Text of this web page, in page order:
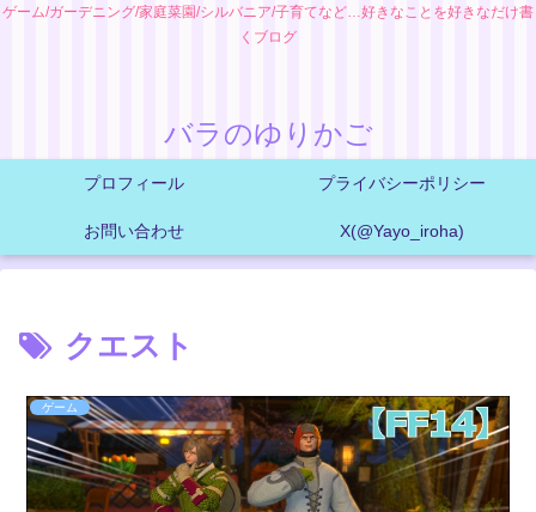
ゲーム/ガーデニング/家庭菜園/シルバニア/子育てなど…好きなことを好きなだけ書
くブログ
バラのゆりかご
プロフィール プライバシーポリシー
お問い合わせ X(@Yayo_iroha)
クエスト
ゲーム